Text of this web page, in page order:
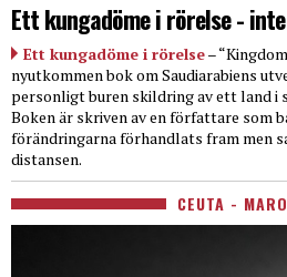
Ett kungadöme i rörelse -
Ett kungadöme i rörelse–
nyutkommen bok om Saudiarabiens
personligt buren skildring av ett land
Boken är skriven av en författare som
förändringarna förhandlats fram men
distansen.
CEUTA -